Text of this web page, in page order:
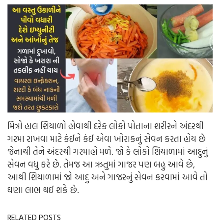
મિત્રો હાલ શિયાળો હોવાથી દરેક લોકો પોતાના શરીરને અંદરથી
ગરમા રાખવા માટે કંઈને કંઈ એવા ખોરાકનું સેવન કરતા હોય છે
જેનાથી તેને અંદરથી ગરમાહો મળે. જો કે લોકો શિયાળામાં આદુનું
સેવન વધુ કરે છે. તેમજ આ ઋતુમાં ગાજર પણ બહુ આવે છે,
આથી શિયાળામાં જો આદુ અને ગાજરનું સેવન કરવામાં આવે તો
ઘણા લાભ થઈ શકે છે.
RELATED POSTS